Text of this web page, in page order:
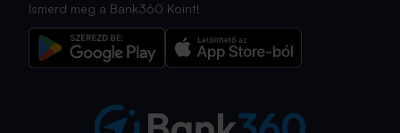
Ismerd meg a Bank360 Koint!